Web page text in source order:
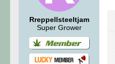
Rreppellsteeltjam
Super Grower